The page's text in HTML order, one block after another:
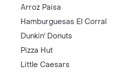
Arroz Paisa
Hamburguesas El Corral
Dunkin' Donuts
Pizza Hut
Little Caesars